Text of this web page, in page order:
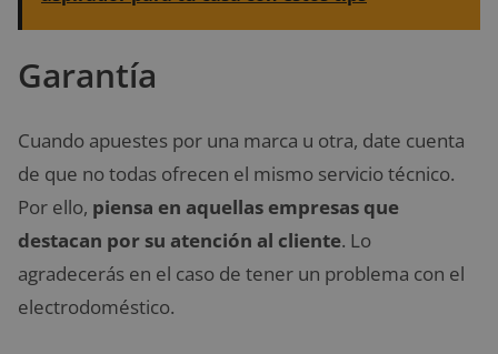
Garantía
Cuando apuestes por una marca u otra, date cuenta
de que no todas ofrecen el mismo servicio técnico.
Por ello, piensa en aquellas empresas que
destacan por su atención al cliente. Lo
agradecerás en el caso de tener un problema con el
electrodoméstico.